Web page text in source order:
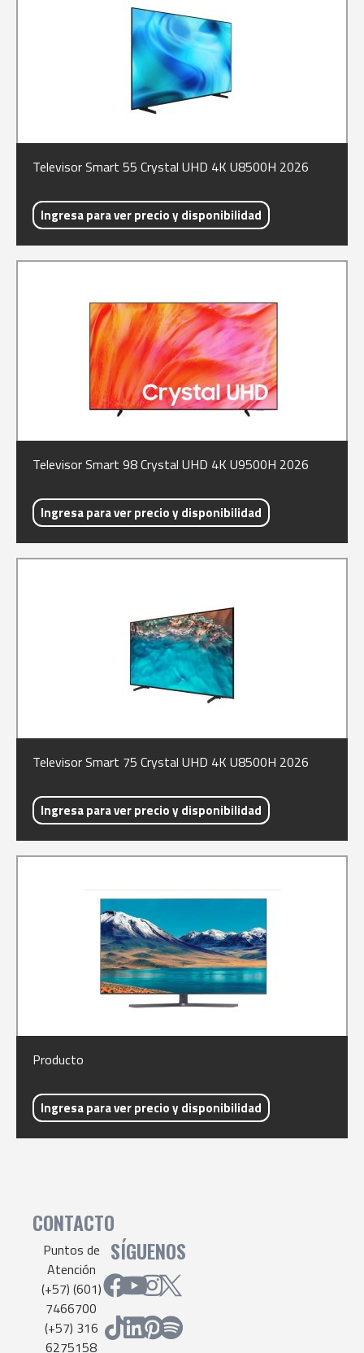
Televisor Smart 55 Crystal UHD 4K U8500H 2026
Ingresa para ver precio y disponibilidad
Televisor Smart 98 Crystal UHD 4K U9500H 2026
Ingresa para ver precio y disponibilidad
Televisor Smart 75 Crystal UHD 4K U8500H 2026
Ingresa para ver precio y disponibilidad
Producto
Ingresa para ver precio y disponibilidad
CONTACTO
Puntos de
Atención
(+57) (601)
7466700
(+57) 316
6275158
SÍGUENOS